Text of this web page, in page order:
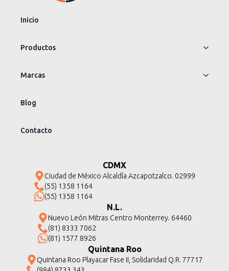
Inicio
Productos
Marcas
Blog
Contacto
CDMX
Ciudad de México Alcaldía Azcapotzalco. 02999
(55) 1358 1164
(55) 1358 1164
N.L.
Nuevo León Mitras Centro Monterrey. 64460
(81) 8333 7062
(81) 1577 8926
Quintana Roo
Quintana Roo Playacar Fase II, Solidaridad Q.R. 77717